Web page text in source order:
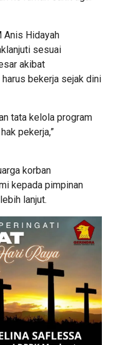
Anis Hidayah
sesuai
akibat
bekerja sejak dini
tata kelola program
pekerja,”
korban
kepada pimpinan
lanjut.